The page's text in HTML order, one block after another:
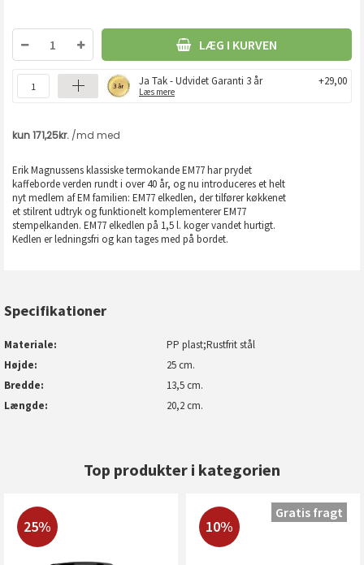
LÆG I KURVEN
Ja Tak - Udvidet Garanti 3 år
Læs mere
+29,00
Erik Magnussens klassiske termokande EM77 har prydet
kaffeborde verden rundt i over 40 år, og nu introduceres et helt
nyt medlem af EM familien: EM77 elkedlen, der tilfører køkkenet
et stilrent udtryk og funktionelt komplementerer EM77
stempelkanden. EM77 elkedlen på 1,5 l. koger vandet hurtigt.
Kedlen er ledningsfri og kan tages med på bordet.
Specifikationer
Materiale
PP plast;Rustfrit stål
Højde
25 cm.
Bredde
13,5 cm.
Længde
20,2 cm.
Top produkter i kategorien
25% 10%
Gratis fragt